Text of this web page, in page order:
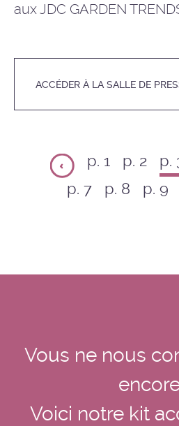
aux JDC GARDEN
ACCÉDER À LA SALLE DE
p. 1 p. 2 p.
p. 7
p. 8 p. 9
Vous ne nous
Voici notre kit